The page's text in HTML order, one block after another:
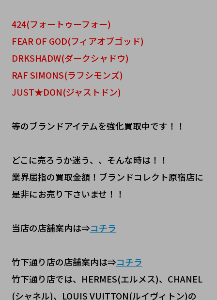
424(フォートゥーフォー)
FEAR OF GOD(フィアオブゴッド)
DRKSHADW(ダークシャドウ)
RAF SIMONS(ラフシモンズ)
JUST★DON(ジャストドン)
等のブランドアイテムを強化買取中です！！
どこに売ろうか迷う、、そんな時は！！
業界屈指の買取金額！ブランドコレクト原宿店に
是非にお売り下さいませ！！
当店の店舗案内は⇒コチラ
竹下通り店の店舗案内は⇒コチラ
竹下通り店では、HERMES(エルメス)、CHANEL
(シャネル)、LOUIS VUITTON(ルイヴィトン)の